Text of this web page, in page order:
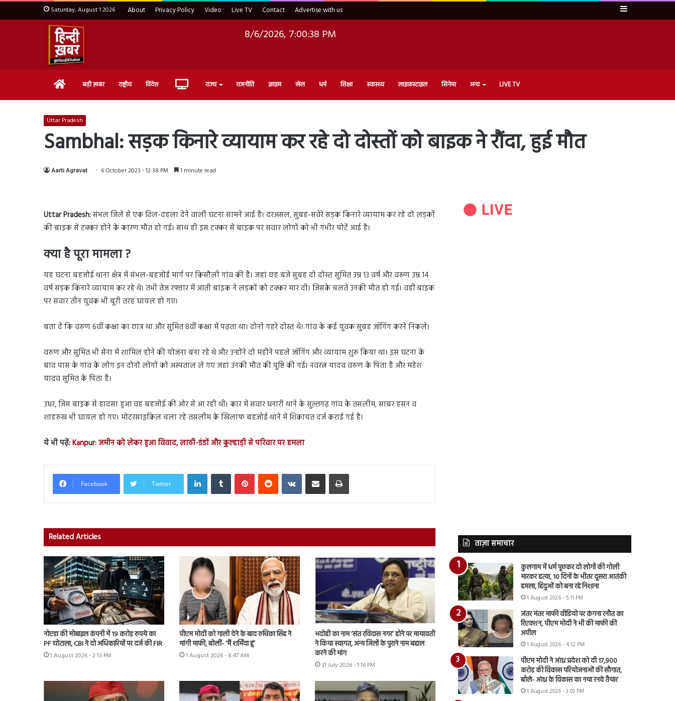
Saturday, August 1 2026 About Privacy Policy Video Live TV Contact Advertise with us Sidebar
8/6/2026, 7:00:39 PM
Home बड़ी ख़बर राष्ट्रीय विदेश Live राज्य राजनीति क्राइम खेल धर्म शिक्षा स्वास्थ्य लाइफ़स्टाइल सिनेमा अन्य LIVE TV
Uttar Pradesh
Sambhal: सड़क किनारे व्यायाम कर रहे दो दोस्तों को बाइक ने रौंदा, हुई मौत
Aarti Agravat 6 October 2023 - 12:38 PM 1 minute read
Uttar Pradesh:संभल जिले से एक दिल-दहला देने वाली घटना सामने आई है। दरअसल, सुबह-सवेरे सड़क किनारे व्यायाम कर रहे दो लड़कों
की बाइक से टक्कर होने के कारण मौत हो गई। साथ ही इस टक्कर से बाइक पर सवार लोगों को भी गंभीर चोटें आई है।
क्या है पूरा मामला ?
यह घटना बहजोई थाना क्षेत्र में संभल-बहजोई मार्ग पर किसौली गांव की है। जहां छह बजे सुबह दो दोस्त सुमित उम्र 13 वर्ष और वरूण उम्र 14
वर्ष सड़क किनारे व्यायाम कर रहे थे। तभी तेज रफ्तार में आती बाइक ने लड़कों को टक्कर मार दी। जिसके चलते उनकी मौत हो गई। वहीं बाइक
पर सवार तीन युवक भी बुरी तरह घायल हो गए।
बता दें कि वरुण 6वीं कक्षा का छात्र था और सुमित 8वीं कक्षा में पढ़ता था। दोनों गहरे दोस्त थे। गांव के कई युवक सुबह जॉगिंग करने निकले।
वरुण और सुमित भी सेना में शामिल होने की योजना बना रहे थे और उन्होंने दो महीने पहले जॉगिंग और व्यायाम शुरू किया था। इस घटना के
बाद पास के गांव के लोग इन दोनों लोगों को अस्पताल ले गए जहां उनकी मौत की पुष्टि की गई। नवरत्न यादव वरुण के पिता हैं और महेश
यादव सुमित के पिता हैं।
उधर, जिस बाइक से हादसा हुआ वह बहजोई की ओर से आ रही थी। कार में सवार धनारी थाने के सुल्तगढ़ गांव के तसलीम, साबर हसन व
शाहरुख भी घायल हो गए। मोटरसाइकिल चला रहे तसलीम के खिलाफ बहजोई थाने में शिकायत दर्ज कराई गई है।
ये भी पढ़ें:Kanpur: जमीन को लेकर हुआ विवाद, लाठी-डंडों और कुल्हाड़ी से परिवार पर हमला
Facebook Twitter
LinkedInTumblr PinterestReddit VKontakteShare via Email Print
Related Articles
नोएडा की मोबाइल कंपनी में 19 करोड़ रुपये का
PF घोटाला, CBI ने दो अधिकारियों पर दर्ज की FIR
1 August 2026 - 2:13 PM
पीएम मोदी को गाली देने के बाद रुचिका सिंह ने
मांगी माफी, बोलीं- ‘मैं शर्मिंदा हूं’
1 August 2026 - 8:47 AM
भदोही का नाम ‘संत रविदास नगर’ होने पर मायावती
ने किया स्वागत, अन्य जिलों के पुराने नाम बहाल
करने की मांग
31 July 2026 - 1:16 PM
ताज़ा समाचार
कुलगाम में धर्म पूछकर दो लोगों की गोली
मारकर हत्या, 10 दिनों के भीतर दूसरा आतंकी
हमला, हिंदुओं को बना रहे निशाना
1 August 2026 - 5:11 PM
जंतर मंतर माफी वीडियो पर कंगना रनौत का
रिएक्शन, पीएम मोदी ने भी की माफी की
अपील
1 August 2026 - 4:12 PM
पीएम मोदी ने आंध्र प्रदेश को दी 17,900
करोड़ की विकास परियोजनाओं की सौगात,
बोले- आंध्र के विकास का नया रनवे तैयार
1 August 2026 - 3:03 PM